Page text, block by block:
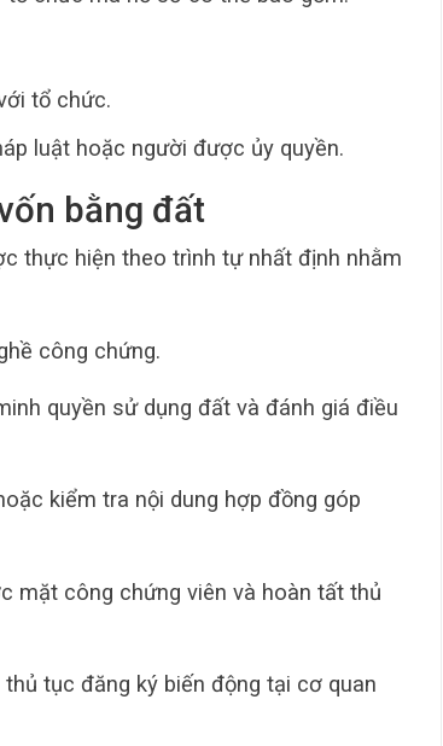
tổ chức.
luật hoặc người được ủy quyền.
bằng đất
thực hiện theo trình tự nhất định nhằm
công chứng.
quyền sử dụng đất và đánh giá điều
kiểm tra nội dung hợp đồng góp
mặt công chứng viên và hoàn tất thủ
tục đăng ký biến động tại cơ quan